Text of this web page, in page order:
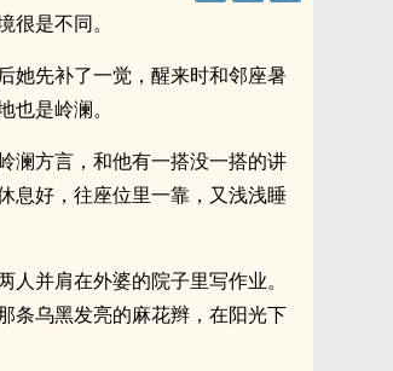
是不同。
她先补了一觉，醒来时和邻座暑
是岭澜。
澜方言，和他有一搭没一搭的讲
息好，往座位里一靠，又浅浅睡
并肩在外婆的院子里写作业。
条乌黑发亮的麻花辫，在阳光下